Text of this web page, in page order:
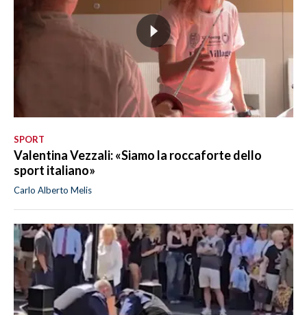
SPORT
Valentina Vezzali: «Siamo la roccaforte dello
sport italiano»
Carlo Alberto Melis